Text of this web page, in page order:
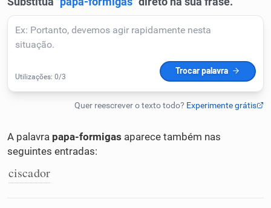
Corrigir Texto
Humanizador de IA
Conexões
A palavra papa-formigas aparece também nas
seguintes entradas:
ciscador